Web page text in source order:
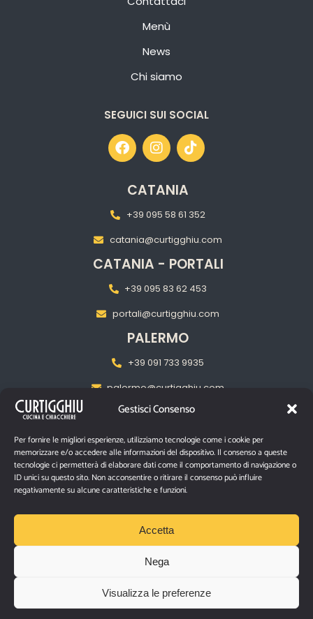
Gestisci Consenso
Per fornire le migliori esperienze, utilizziamo tecnologie come i cookie per
memorizzare e/o accedere alle informazioni del dispositivo. Il consenso a queste
tecnologie ci permetterà di elaborare dati come il comportamento di navigazione o
ID unici su questo sito. Non acconsentire o ritirare il consenso può influire
negativamente su alcune caratteristiche e funzioni.
Accetta
Nega
Visualizza le preferenze
Menù
News
Chi siamo
SEGUICI SUI SOCIAL
CATANIA
+39 095 58 61 352
catania@curtigghiu.com
CATANIA - PORTALI
+39 095 83 62 453
portali@curtigghiu.com
PALERMO
+39 091 733 9935
palermo@curtigghiu.com
MILANO
‎+39 02 2217 5681
pasubiomilano@curtigghiu.com
P.IVA IT03670480874
Tutti i diritti riservati.